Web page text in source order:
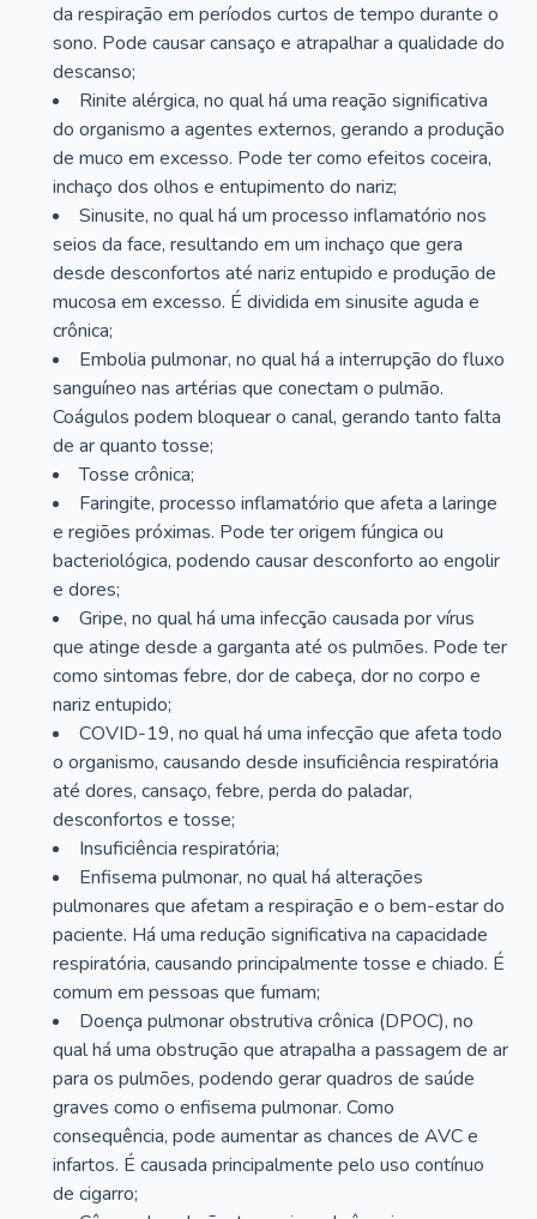
da respiração em períodos curtos de tempo durante o
sono. Pode causar cansaço e atrapalhar a qualidade do
descanso;
Rinite alérgica, no qual há uma reação significativa
do organismo a agentes externos, gerando a produção
de muco em excesso. Pode ter como efeitos coceira,
inchaço dos olhos e entupimento do nariz;
Sinusite, no qual há um processo inflamatório nos
seios da face, resultando em um inchaço que gera
desde desconfortos até nariz entupido e produção de
mucosa em excesso. É dividida em sinusite aguda e
crônica;
Embolia pulmonar, no qual há a interrupção do fluxo
sanguíneo nas artérias que conectam o pulmão.
Coágulos podem bloquear o canal, gerando tanto falta
de ar quanto tosse;
Tosse crônica;
Faringite, processo inflamatório que afeta a laringe
e regiões próximas. Pode ter origem fúngica ou
bacteriológica, podendo causar desconforto ao engolir
e dores;
Gripe, no qual há uma infecção causada por vírus
que atinge desde a garganta até os pulmões. Pode ter
como sintomas febre, dor de cabeça, dor no corpo e
nariz entupido;
COVID-19, no qual há uma infecção que afeta todo
o organismo, causando desde insuficiência respiratória
até dores, cansaço, febre, perda do paladar,
desconfortos e tosse;
Insuficiência respiratória;
Enfisema pulmonar, no qual há alterações
pulmonares que afetam a respiração e o bem-estar do
paciente. Há uma redução significativa na capacidade
respiratória, causando principalmente tosse e chiado. É
comum em pessoas que fumam;
Doença pulmonar obstrutiva crônica (DPOC), no
qual há uma obstrução que atrapalha a passagem de ar
para os pulmões, podendo gerar quadros de saúde
graves como o enfisema pulmonar. Como
consequência, pode aumentar as chances de AVC e
infartos. É causada principalmente pelo uso contínuo
de cigarro;